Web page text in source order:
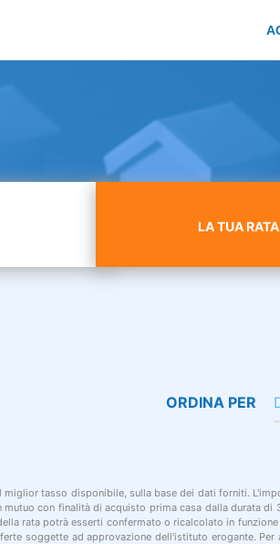
LA TUA
ORDINA PER
tasso disponibile, sulla base dei dati forniti.
con finalità di acquisto prima casa dalla durata di
rata potrà esserti confermato o ricalcolato in
soggette ad approvazione dell'istituto erogante. Per